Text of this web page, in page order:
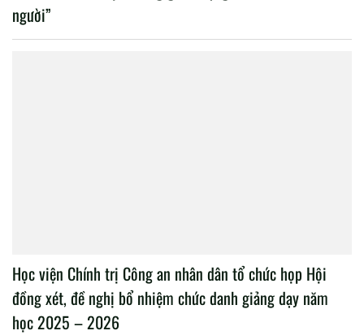
người”
Học viện Chính trị Công an nhân dân tổ chức họp Hội
đồng xét, đề nghị bổ nhiệm chức danh giảng dạy năm
học 2025 – 2026